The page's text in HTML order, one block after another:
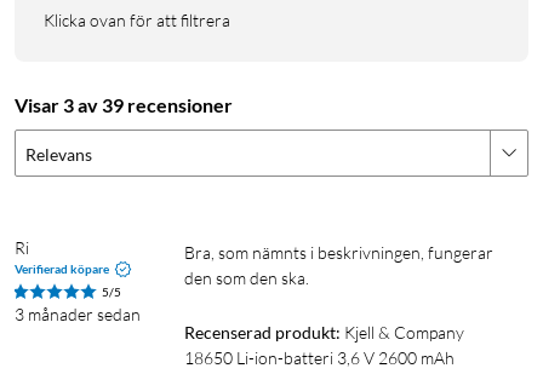
Klicka ovan för att filtrera
Visar 3 av 39 recensioner
Relevans
Ri
Verifierad köpare
5/5
3 månader sedan
Bra, som nämnts i beskrivningen, fungerar
den som den ska.
Recenserad produkt: Kjell & Company
18650 Li-ion-batteri 3,6 V 2600 mAh